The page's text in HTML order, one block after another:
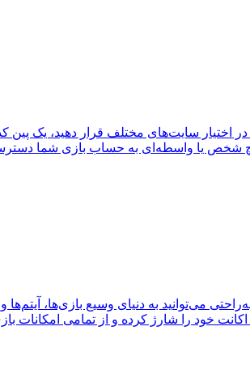
سایت‌های مختلف قرار دهید، یک پین
می‌توانید به دنیای وسیع بازی‌ها،
خود را شارژ کرده و از تمامی امکانات